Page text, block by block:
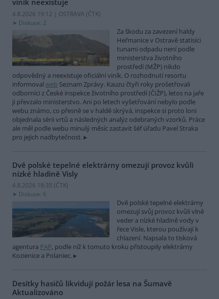
viník neexistuje
4.8.2026 19:12 | OSTRAVA (ČTK)
Diskuse: 2
Za škodu za zavezení haldy
Heřmanice v Ostravě statisíci
tunami odpadu není podle
ministerstva životního
prostředí (MŽP) nikdo
odpovědný a neexistuje oficiální viník. O rozhodnutí resortu
informoval web Seznam Zprávy. Kauzu čtyři roky prošetřovali
odborníci z České inspekce životního prostředí (ČIŽP), letos na jaře
ji převzalo ministerstvo. Ani po letech vyšetřování nebylo podle
webu známo, co přesně se v haldě skrývá, inspekce si proto loni
objednala sérii vrtů a následných analýz odebraných vzorků. Práce
ale měl podle webu minulý měsíc zastavit šéf úřadu Pavel Straka
pro jejich nadbytečnost.
Dvě polské tepelné elektrárny omezují provoz kvůli
nízké hladině Visly
4.8.2026 18:35 (ČTK)
Diskuse: 6
Dvě polské tepelné elektrárny
omezují svůj provoz kvůli vlně
veder a nízké hladině vody v
řece Visle, kterou používají k
chlazení. Napsala to tisková
agentura PAP, podle níž k tomuto kroku přistoupily elektrárny
Kozienice a Polaniec.
Desítky hasičů likvidují požár lesa na Šumavě
Aktualizováno